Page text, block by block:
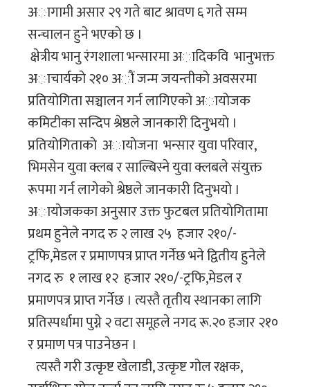
अागामी असार २९ गते बाट श्रावण ६ गते सम्म
सन्चालन हुने भएकाे छ ।
क्षेत्रीय भानु रंगशाला भन्सारमा अादिकवि भानुभक्त
अाचार्यकाे २१० अाैं जन्म जयन्तीकाे अवसरमा
प्रतियाेगिता सञ्चालन गर्न लागिएकाे अायाेजक
कमिटीका सन्दिप श्रेष्ठले जानकारी दिनुभयाे ।
प्रतियाेगिताकाे अायाेजना भन्सार युवा परिवार,
भिमसेन युवा क्लब र साल्बिस्ने युवा क्लबले संयुक्त
रूपमा गर्न लागेकाे श्रेष्ठले जानकारी दिनुभयाे ।
अायाेजकका अनुसार उक्त फुटबल प्रतियाेगितामा
प्रथम हुनेले नगद रु २ लाख २५ हजार २१०/-
ट्रफि,मेडल र प्रमाणपत्र प्राप्त गर्नेछ भने द्वितीय हुनेले
नगद रु १ लाख १२ हजार २१०/-ट्रफि,मेडल र
प्रमाणपत्र प्राप्त गर्नेछ । त्यस्तै तृतीय स्थानका लागि
प्रतिस्पर्धामा पुग्ने २ वटा समूहले नगद रू.२० हजार २१०
र प्रमाण पत्र पाउनेछन ।
त्यस्तै गरी उत्कृष्ट खेलाडी, उत्कृष्ट गोल रक्षक,